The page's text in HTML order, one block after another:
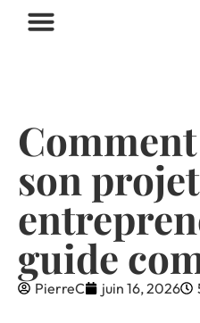
son projet
guide
PierreC juin 16, 2026